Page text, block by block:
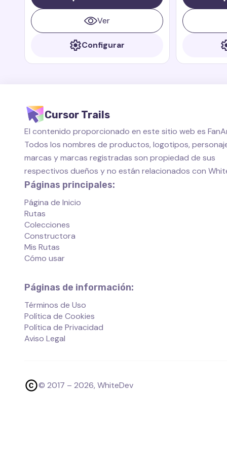
de Perú de los libros y películas
animadas PaddingtonVer
Configurar
se ha
muchos
libros y
Cursor Trails
El contenido proporcionado en este sitio web es
Todos los nombres de productos, logotipos,
marcas y marcas registradas son propiedad de sus
respectivos dueños y no están relacionados con
Páginas principales:
Página de Inicio
Rutas
Colecciones
Constructora
Mis Rutas
Cómo usar
Páginas de información:
Términos de Uso
Política de Cookies
Política de Privacidad
Aviso Legal
© 2017 – 2026, WhiteDev